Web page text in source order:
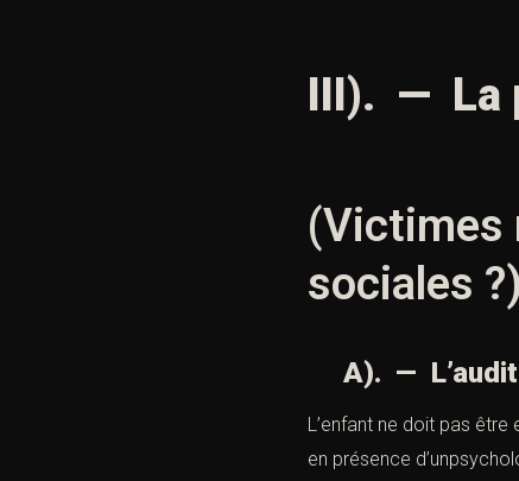
III). — La
(Victimes
sociales ?)
A). —
L’enfant ne doit pas
en présence